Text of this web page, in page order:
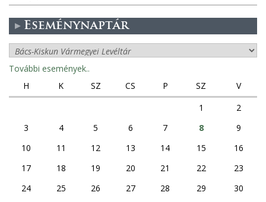
Eseménynaptár
További események..
H
K SZ CS P SZ
V
1
2
3
4 5 6 7 8
9
10
11 12 13 14 15
16
17
18 19 20 21 22
23
24
25 26 27 28 29
30